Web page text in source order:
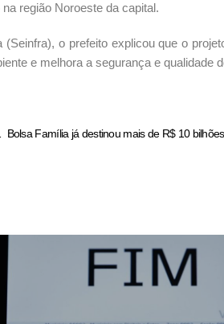
região Noroeste da capital.
o prefeito explicou que o
e melhora a segurança e qualidade